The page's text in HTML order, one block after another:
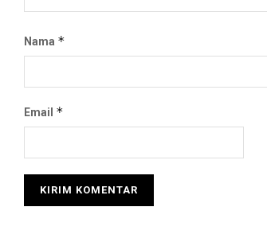
Nama *
Email *